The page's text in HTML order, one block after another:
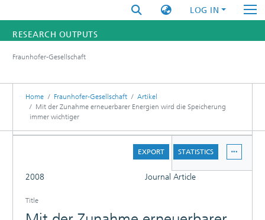
LOG IN
RESEARCH OUTPUTS
RESEARCHERS
INSTITUTES
Fraunhofer-Gesellschaft
Home Fraunhofer-Gesellschaft
Artikel
Mit der Zunahme erneuerbarer Energien wird die Speicherung
immer wichtiger
EXPORT STATISTICS
2008 Journal Article
Title